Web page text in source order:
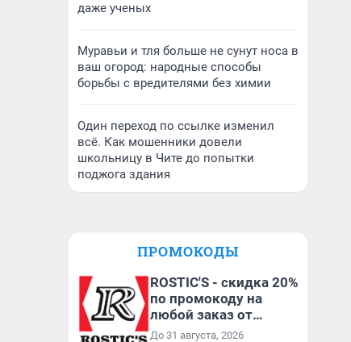
даже ученых
Муравьи и тля больше не сунут носа в
ваш огород: народные способы
борьбы с вредителями без химии
Один переход по ссылке изменил
всё. Как мошенники довели
школьницу в Чите до попытки
поджога здания
ПРОМОКОДЫ
ROSTIC'S - скидка 20%
по промокоду на
любой заказ от
3199₽!
До 31 августа, 2026